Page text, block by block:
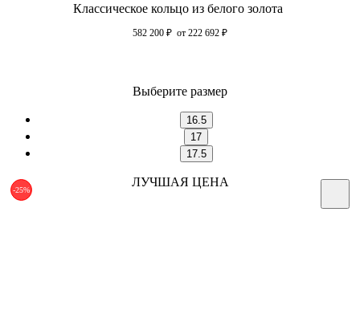
Классическое кольцо из белого золота
582 200 ₽ от 222 692 ₽
Выберите размер
16.5
17
17.5
-25%
ЛУЧШАЯ ЦЕНА